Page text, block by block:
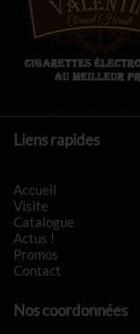
Liens rapides
Accueil
Visite
Catalogue
Actus !
Promos
Contact
Nos coordonnées